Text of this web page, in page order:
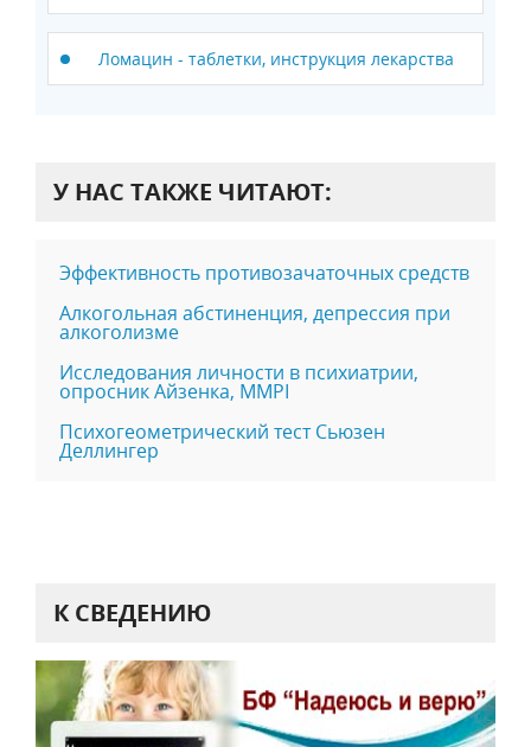
Ломацин - таблетки, инструкция лекарства
У НАС ТАКЖЕ ЧИТАЮТ:
Эффективность противозачаточных средств
Алкогольная абстиненция, депрессия при
алкоголизме
Исследования личности в психиатрии,
опросник Айзенка, ММPI
Психогеометрический тест Сьюзен
Деллингер
К СВЕДЕНИЮ